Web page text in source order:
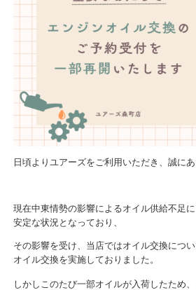
日頃よりユアーズをご利用いただき、誠にあ
現在中東情勢の影響によるオイル供給不足
安定な状況となっており、
その影響を受け、当店ではオイル交換につ
オイル交換を実施しておりました。
しかしこのたび一部オイルが入荷したため、